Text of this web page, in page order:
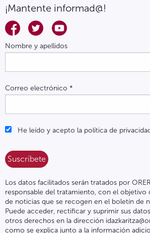
¡Mantente informad@!
Nombre y apellidos
Correo electrónico *
He leído y acepto la política de
Los datos facilitados serán tratados por
responsable del tratamiento, con el objetivo
de noticias que se recogen en el boletín de
Puede acceder, rectificar y suprimir sus
otros derechos en la dirección
como se explica junto a la información